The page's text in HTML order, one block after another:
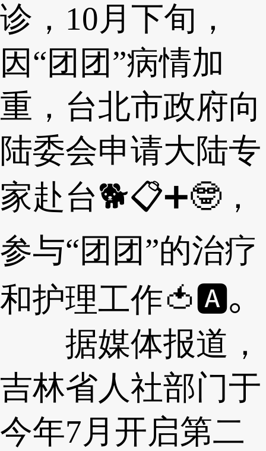
诊，10月下旬，
因“团团”病情加
重，台北市政府向
陆委会申请大陆专
家赴台🐕📋➕🤓，
参与“团团”的治疗
和护理工作🍅🅰。
据媒体报道，
吉林省人社部门于
今年7月开启第二